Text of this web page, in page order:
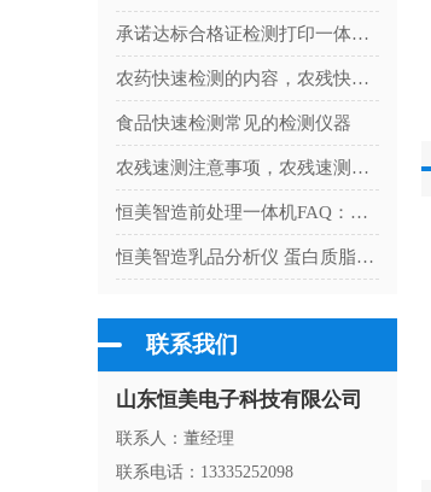
承诺达标合格证检测打印一体机的应用范围
农药快速检测的内容，农残快速检测仪检测项目
食品快速检测常见的检测仪器
农残速测注意事项，农残速测仪的使用
恒美智造前处理一体机FAQ：样品预处理设备技术问题权威解答
恒美智造乳品分析仪 蛋白质脂肪乳成品快速测测定仪行业解决方案
联系我们
山东恒美电子科技有限公司
联系人：董经理
联系电话：13335252098